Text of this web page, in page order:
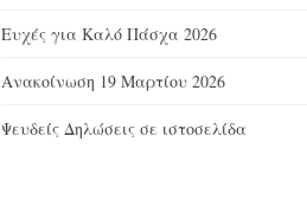
Ευχές για Καλό Πάσχα 2026
Ανακοίνωση 19 Μαρτίου 2026
Ψευδείς Δηλώσεις σε ιστοσελίδα